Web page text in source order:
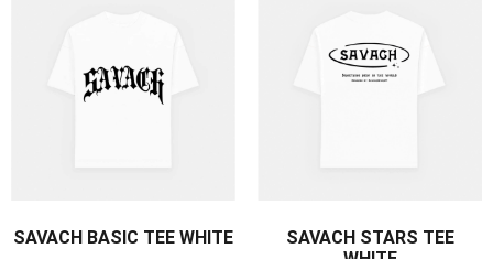
SAVACH BASIC TEE WHITE
SAVACH STARS TEE